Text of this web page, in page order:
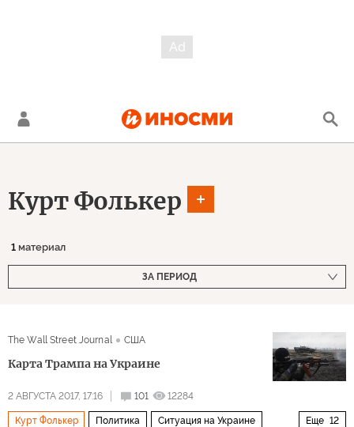
Курт Фолькер
1 материал
ЗА ПЕРИОД
The Wall Street Journal США
Карта Трампа на Украине
2 АВГУСТА 2017, 17:16 101 12284
Еще 12
Курт Фолькер Политика Ситуация на Украине